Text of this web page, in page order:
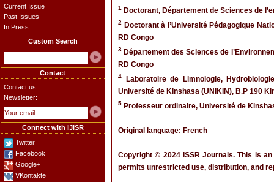
Current Issue
Past Issues
In Press
Custom Search
Contact
Contact us
Newsletter:
Connect with IJISR
Twitter
Facebook
Google+
VKontakte
1 Doctorant, Département de Sciences de
2
Doctorant à l’Université Pédagogique
RD Congo
3 Département des Sciences de
RD Congo
4
Laboratoire de Limnologie,
Université de Kinshasa (UNIKIN), B.P 190
5 Professeur ordinaire, Université de
Original language: French
Copyright © 2024 ISSR Journals. This is
permits unrestricted use, distribution, and